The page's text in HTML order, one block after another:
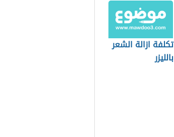
تكلفة ازالة الشعر
بالليزر